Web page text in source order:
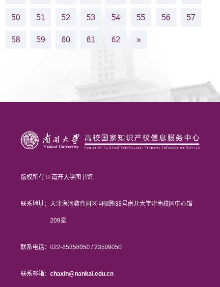
50 51 52 53 54 55 56 57
58 59 60 61 62 »
版权所有 © 南开大学图书馆
联系地址： 天津海河教育园区同砚路38号南开大学津南校区中心馆
209室
联系电话： 022-85358050 / 23509050
联系邮箱： chaxin@nankai.edu.cn